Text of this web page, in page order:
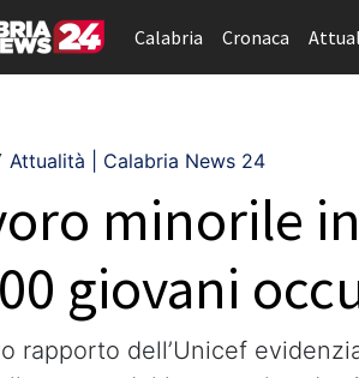
Calabria Cronaca
Attualità | Calabria News 24
minorile
giovani
rapporto dell’Unicef